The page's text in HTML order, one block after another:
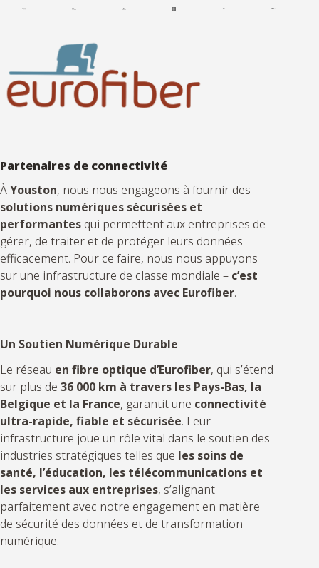
Partenaires de connectivité
ÀYouston, nous nous engageons à fournir des
solutions numériques sécurisées et
performantes qui permettent aux entreprises de
gérer, de traiter et de protéger leurs données
efficacement. Pour ce faire, nous nous appuyons
sur une infrastructure de classe mondiale – c’est
pourquoi nous collaborons avec Eurofiber.
Un Soutien Numérique Durable
Le réseau en fibre optique d’Eurofiber, qui s’étend
sur plus de 36 000 km à travers les Pays-Bas, la
Belgique et la France, garantit une connectivité
ultra-rapide, fiable et sécurisée. Leur
infrastructure joue un rôle vital dans le soutien des
industries stratégiques telles que les soins de
santé, l’éducation, les télécommunications et
les services aux entreprises, s’alignant
parfaitement avec notre engagement en matière
de sécurité des données et de transformation
numérique.